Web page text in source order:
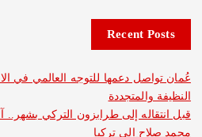
Recent
دعمها للتوجه العالمي في الاعتماد على
إلى طرابزون التركي بشهر.. آلان مصطفى
إلى تركيا